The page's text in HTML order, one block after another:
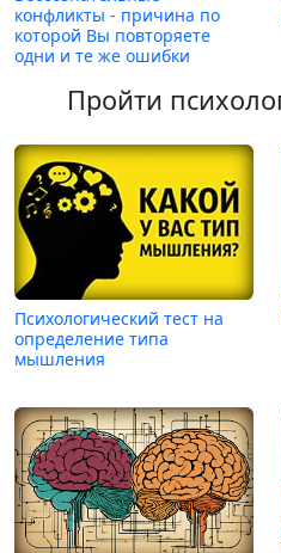
конфликты - причина по
которой Вы повторяете
одни и те же ошибки
Пройти
Психологический тест на
определение типа
мышления